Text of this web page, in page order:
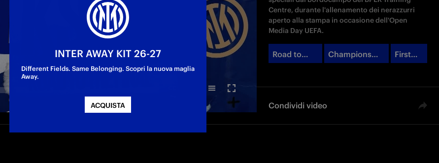
Centre, durante l'allenamento dei nerazzurri
aperto alla stampa in occasione dell'Open
Media Day UEFA.
Road to
Champions
First
Condividi video
INTER AWAY KIT 26-27
Different Fields. Same Belonging. Scopri la nuova maglia
Away.
ACQUISTA